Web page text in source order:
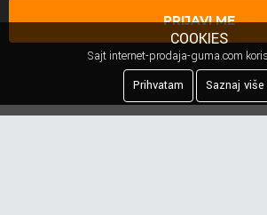
PRIJAVI ME
COOKIES
Sajt internet-prodaja-guma.com
Prihvatam
Saznaj više